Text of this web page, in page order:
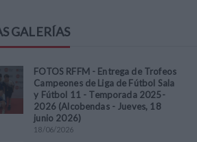
GALERÍAS
FOTOS RFFM - Entrega de Trofeos
Campeones de Liga de Fútbol Sala
y Fútbol 11 - Temporada 2025-
2026 (Alcobendas - Jueves, 18
junio 2026)
18/06/2026